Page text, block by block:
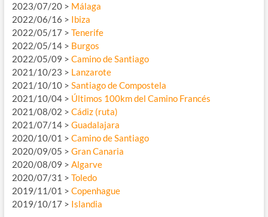
2023/07/20 > Málaga
2022/06/16 > Ibiza
2022/05/17 > Tenerife
2022/05/14 > Burgos
2022/05/09 > Camino de Santiago
2021/10/23 > Lanzarote
2021/10/10 > Santiago de Compostela
2021/10/04 > Últimos 100km del Camino Francés
2021/08/02 > Cádiz (ruta)
2021/07/14 > Guadalajara
2020/10/01 > Camino de Santiago
2020/09/05 > Gran Canaria
2020/08/09 > Algarve
2020/07/31 > Toledo
2019/11/01 > Copenhague
2019/10/17 > Islandia